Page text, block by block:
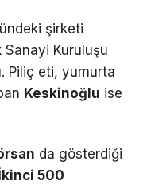
şirketi
Sanayi Kuruluşu
Piliç eti, yumurta
Keskinoğlu ise
da gösterdiği
500